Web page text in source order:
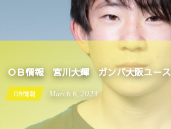
ＯＢ情報 宮川大輝 ガンバ大阪ユース
OB情報 March 6, 2023